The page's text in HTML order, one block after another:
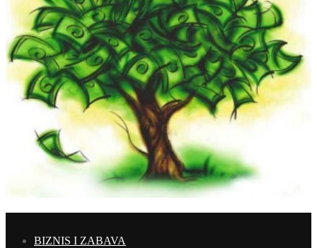
BIZNIS I ZABAVA